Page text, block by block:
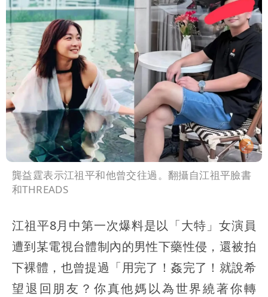
龔益霆表示江祖平和他曾交往過。翻攝自江祖平臉書
和THREADS
江祖平8月中第一次爆料是以「大特」女演員
遭到某電視台體制內的男性下藥性侵，還被拍
下裸體，也曾提過「用完了！姦完了！就說希
望退回朋友？你真他媽以為世界繞著你轉